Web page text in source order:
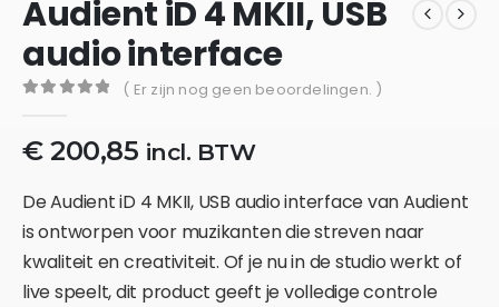
Audient iD 4 MKII, USB
audio interface
( Er zijn nog geen beoordelingen. )
€200,85 incl. BTW
De Audient iD 4 MKII, USB audio interface van Audient
is ontworpen voor muzikanten die streven naar
kwaliteit en creativiteit. Of je nu in de studio werkt of
live speelt, dit product geeft je volledige controle